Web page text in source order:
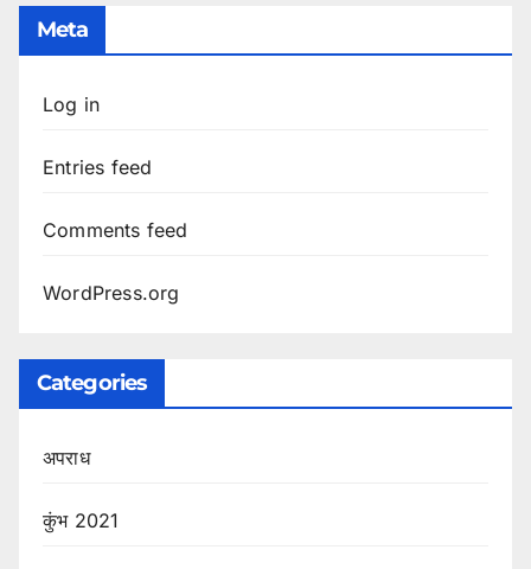
Meta
Log in
Entries feed
Comments feed
WordPress.org
Categories
अपराध
कुंभ 2021